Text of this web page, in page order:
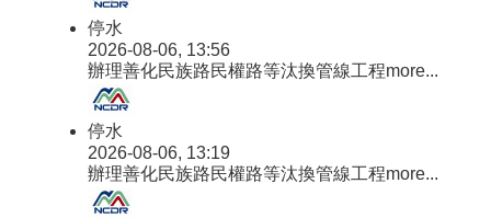
停水
2026-08-06, 13:56
辦理善化民族路民權路等汰換管線工程more...
停水
2026-08-06, 13:19
辦理善化民族路民權路等汰換管線工程more...